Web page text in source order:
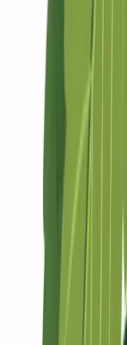
Marken